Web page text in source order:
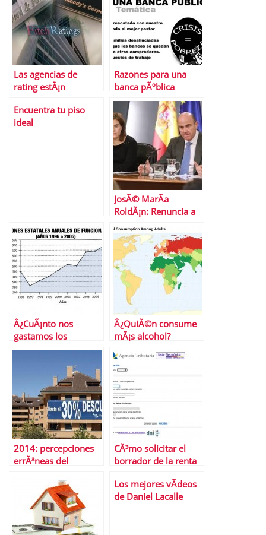
Las agencias de
rating estÃ¡n
de la crisis
Razones para una
banca pÃºblica
Encuentra tu piso
ideal
JosÃ© MarÃ­a
RoldÃ¡n: Renuncia a
Â¿CuÃ¡nto nos
gastamos los
espaÃ±oles en unas
Â¿QuiÃ©n consume
mÃ¡s alcohol?
2014: percepciones
errÃ³neas del
CÃ³mo solicitar el
borrador de la renta
Los mejores vÃ­deos
de Daniel Lacalle